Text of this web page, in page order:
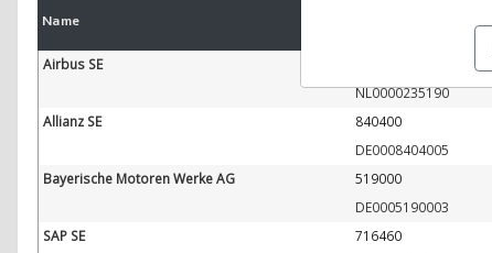
Name
Airbus SE
NL0000235190
Allianz SE
840400
DE0008404005
Bayerische Motoren Werke AG
519000
DE0005190003
SAP SE
716460